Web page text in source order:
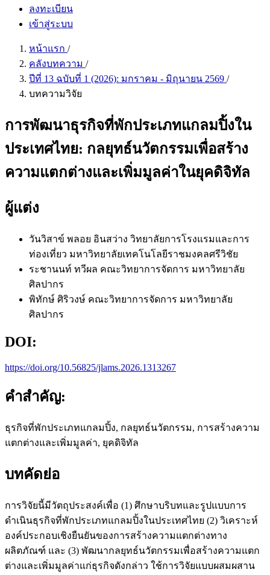
ลงทะเบียน
เข้าสู่ระบบ
หน้าแรก /
คลังบทความ /
ปีที่ 13 ฉบับที่ 1 (2026): มกราคม - มิถุนายน 2569 /
บทความวิจัย
การพัฒนาธุรกิจที่พักประเภทแกลมปิ้งใน
ประเทศไทย: กลยุทธ์นวัตกรรมเพื่อสร้าง
ความแตกต่างและเพิ่มมูลค่าในยุคดิจิทัล
ผู้แต่ง
วันวิสาข์ พลอย อินสว่าง วิทยาลัยการโรงแรมและการ
ท่องเที่ยว มหาวิทยาลัยเทคโนโลยีราชมงคลศรีวิชัย
ระชานนท์ ทวีผล คณะวิทยาการจัดการ มหาวิทยาลัย
ศิลปากร
พิทักษ์ ศิริวงษ์ คณะวิทยาการจัดการ มหาวิทยาลัย
ศิลปากร
DOI:
https://doi.org/10.56825/jlams.2026.1313267
คำสำคัญ:
ธุรกิจที่พักประเภทแกลมปิ้ง, กลยุทธ์นวัตกรรม, การสร้างความ
แตกต่างและเพิ่มมูลค่า, ยุคดิจิทัล
บทคัดย่อ
การวิจัยนี้มีวัตถุประสงค์เพื่อ (1) ศึกษาบริบทและรูปแบบการ
ดำเนินธุรกิจที่พักประเภทแกลมปิ้งในประเทศไทย (2) วิเคราะห์
องค์ประกอบเชิงยืนยันของการสร้างความแตกต่างทาง
ผลิตภัณฑ์ และ (3) พัฒนากลยุทธ์นวัตกรรมเพื่อสร้างความแตก
ต่างและเพิ่มมูลค่าแก่ธุรกิจดังกล่าว ใช้การวิจัยแบบผสมผสาน